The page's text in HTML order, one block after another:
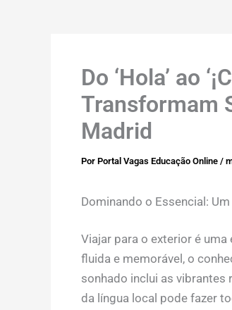
Do ‘Hola’ ao
Transformam
Madrid
Por Portal Vagas Educação Online /
Dominando o Essencial:
Viajar para o exterior é
fluida e memorável, o
sonhado inclui as vibrantes
da língua local pode fazer